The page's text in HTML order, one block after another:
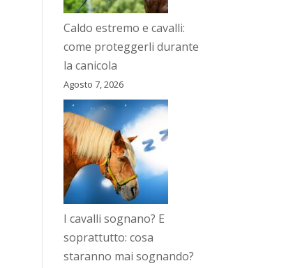
Caldo estremo e cavalli:
come proteggerli durante
la canicola
Agosto 7, 2026
I cavalli sognano? E
soprattutto: cosa
staranno mai sognando?